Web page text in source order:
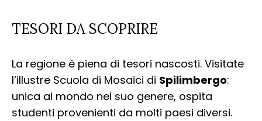
TESORI DA SCOPRIRE
La regione è piena di tesori nascosti. Visitate
l’illustre Scuola di Mosaici di Spilimbergo:
unica al mondo nel suo genere, ospita
studenti provenienti da molti paesi diversi.